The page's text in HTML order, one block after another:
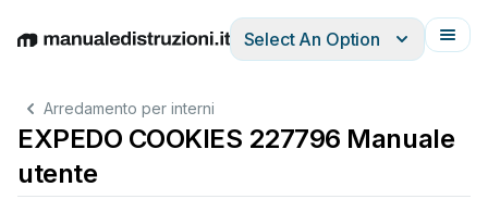
EnglishDeutschEspañolItalianoFrançais
Select An Option
Arredamento per interni
EXPEDO COOKIES 227796 Manuale
utente